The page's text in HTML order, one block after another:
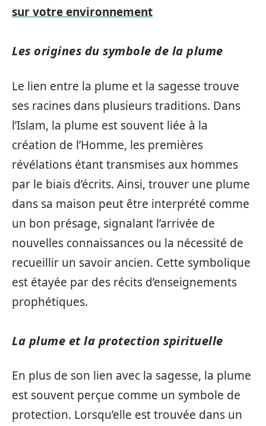
sur votre environnement
Les origines du symbole de la plume
Le lien entre la plume et la sagesse trouve
ses racines dans plusieurs traditions. Dans
l’Islam, la plume est souvent liée à la
création de l’Homme, les premières
révélations étant transmises aux hommes
par le biais d’écrits. Ainsi, trouver une plume
dans sa maison peut être interprété comme
un bon présage, signalant l’arrivée de
nouvelles connaissances ou la nécessité de
recueillir un savoir ancien. Cette symbolique
est étayée par des récits d’enseignements
prophétiques.
La plume et la protection spirituelle
En plus de son lien avec la sagesse, la plume
est souvent perçue comme un symbole de
protection. Lorsqu’elle est trouvée dans un